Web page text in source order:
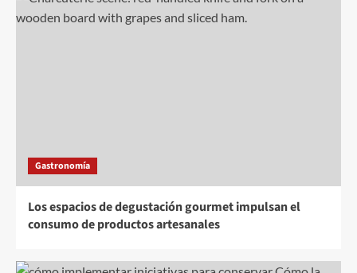
Gastronomía
Los espacios de degustación gourmet impulsan el
consumo de productos artesanales